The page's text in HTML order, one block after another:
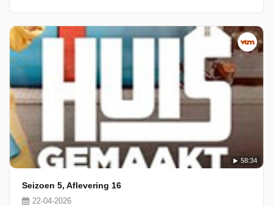
58:34
Seizoen 5, Aflevering 16
22-04-2026